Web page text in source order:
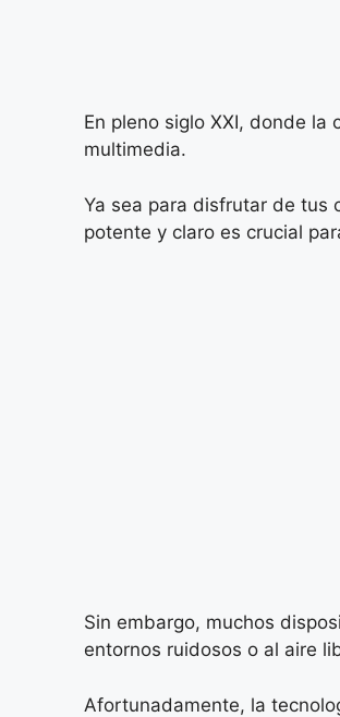
En pleno siglo XXI, donde
multimedia.
Ya sea para disfrutar de tus
potente y claro es crucial
Sin embargo, muchos
entornos ruidosos o al aire
Afortunadamente, la